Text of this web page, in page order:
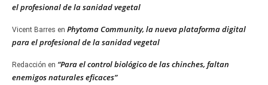
el profesional de la sanidad vegetal
Vicent Barres en Phytoma Community, la nueva plataforma digital
para el profesional de la sanidad vegetal
Redacción en “Para el control biológico de las chinches, faltan
enemigos naturales eficaces”